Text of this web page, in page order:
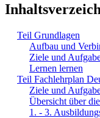
Teil Grundlagen
Aufbau und
Ziele und
Lernen lernen
Teil Fachlehrplan
Ziele und
Übersicht über
1. - 3.